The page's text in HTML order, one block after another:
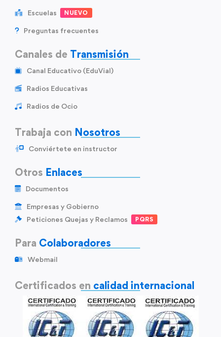
Escuelas NUEVO
Preguntas frecuentes
Canales de Transmisión
Canal Educativo (EduVial)
Radios Educativas
Radios de Ocio
Trabaja con Nosotros
Conviértete en instructor
Otros Enlaces
Documentos
Empresas y Gobierno
Peticiones Quejas y Reclamos
PQRS
Para Colaboradores
Webmail
Certificados en calidad internacional